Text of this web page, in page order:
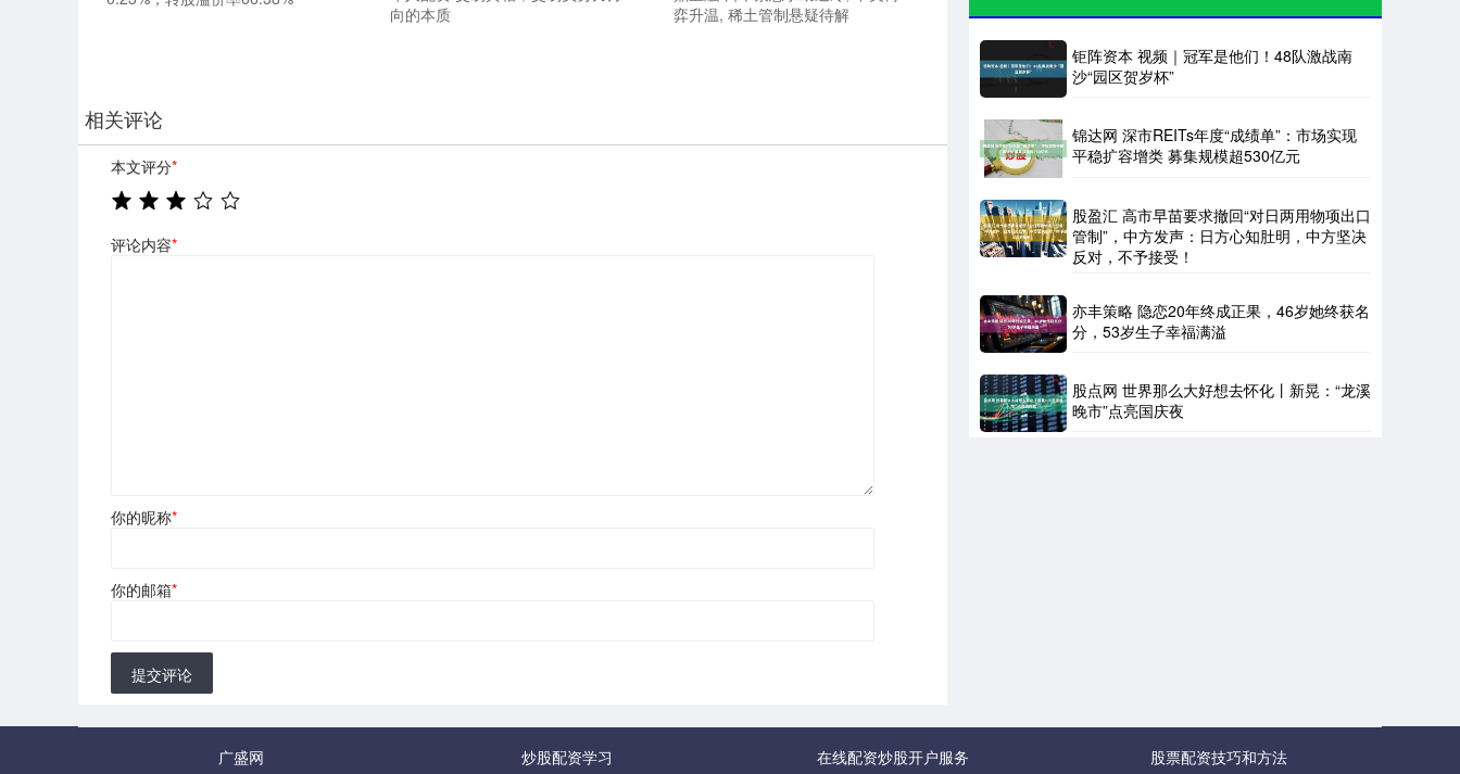
向的本质
弈升温, 稀土管制悬疑待解
相关评论
本文评分*
评论内容*
你的昵称*
你的邮箱*
提交评论
钜阵资本 视频｜冠军是他们！48队激战南
沙“园区贺岁杯”
锦达网 深市REITs年度“成绩单”：市场实现
平稳扩容增类 募集规模超530亿元
股盈汇 高市早苗要求撤回“对日两用物项出口
管制”，中方发声：日方心知肚明，中方坚决
反对，不予接受！
亦丰策略 隐恋20年终成正果，46岁她终获名
分，53岁生子幸福满溢
股点网 世界那么大好想去怀化丨新晃：“龙溪
晚市”点亮国庆夜
广盛网 炒股配资学习 在线配资炒股开户服务 股票配资技巧和方法